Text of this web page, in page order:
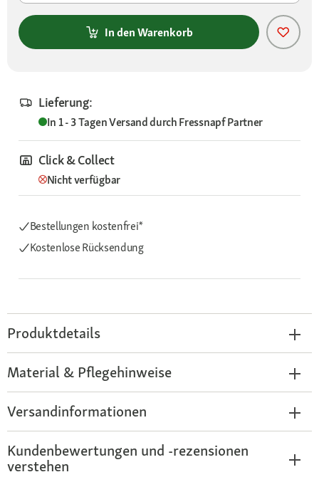
In den Warenkorb
Lieferung:
In 1 - 3 TagenVersand durchFressnapf Partner
Click & Collect
Nicht verfügbar
Bestellungen kostenfrei*
Kostenlose Rücksendung
Produktdetails
Material & Pflegehinweise
Versandinformationen
Kundenbewertungen und -rezensionen
verstehen